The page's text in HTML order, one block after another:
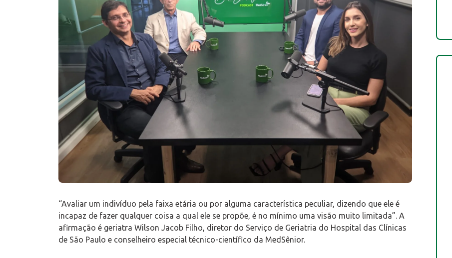
“Avaliar um indivíduo pela faixa etária ou por alguma característica peculiar, dizendo que ele é
incapaz de fazer qualquer coisa a qual ele se propõe, é no mínimo uma visão muito limitada”. A
afirmação é geriatra Wilson Jacob Filho, diretor do Serviço de Geriatria do Hospital das Clínicas
de São Paulo e conselheiro especial técnico-científico da MedSênior.